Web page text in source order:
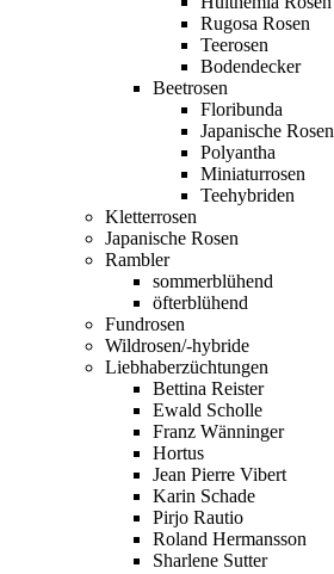
Rugosa Rosen
Teerosen
Bodendecker
Beetrosen
Floribunda
Japanische Rosen
Polyantha
Miniaturrosen
Teehybriden
Kletterrosen
Japanische Rosen
Rambler
sommerblühend
öfterblühend
Fundrosen
Wildrosen/-hybride
Liebhaberzüchtungen
Bettina Reister
Ewald Scholle
Franz Wänninger
Hortus
Jean Pierre Vibert
Karin Schade
Pirjo Rautio
Roland Hermansson
Sharlene Sutter